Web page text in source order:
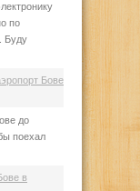
по
Буду
Бове
до
поехал
в